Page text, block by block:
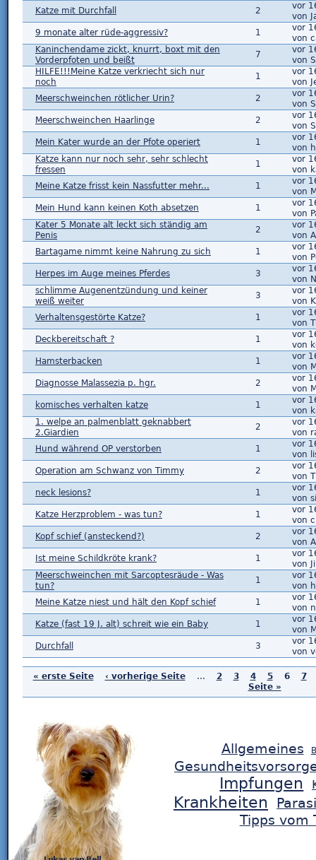
Katze mit Durchfall
2
vor
von
9 monate alter rüde-aggressiv?
1
vor
von
Kaninchendame zickt, knurrt, boxt mit den
Vorderpfoten und beißt
7
vor
von
HILFE!!!Meine Katze verkriecht sich nur
noch
1
vor
von
Meerschweinchen rötlicher Urin?
2
vor
von
Meerschweinchen Haarlinge
2
vor
von
Mein Kater wurde an der Pfote operiert
1
vor
von
Katze kann nur noch sehr, sehr schlecht
fressen
1
vor
von
Meine Katze frisst kein Nassfutter mehr...
1
vor
von
Mein Hund kann keinen Koth absetzen
1
vor
von
Kater 5 Monate alt leckt sich ständig am
Penis
2
vor
von
Bartagame nimmt keine Nahrung zu sich
1
vor
von
Herpes im Auge meines Pferdes
3
vor
von
schlimme Augenentzündung und keiner
weiß weiter
3
vor
von
Verhaltensgestörte Katze?
1
vor
von
Deckbereitschaft ?
1
vor
von
Hamsterbacken
1
vor
von
Diagnosse Malassezia p. hgr.
2
vor
von
komisches verhalten katze
1
vor
von
1. welpe an palmenblatt geknabbert
2.Giardien
2
vor
von
Hund während OP verstorben
1
vor
von
Operation am Schwanz von Timmy
2
vor
von
neck lesions?
1
vor
von
Katze Herzproblem - was tun?
1
vor
von
Kopf schief (ansteckend?)
2
vor
von
Ist meine Schildkröte krank?
1
vor
von
Meerschweinchen mit Sarcoptesräude - Was
tun?
1
vor
von
Meine Katze niest und hält den Kopf schief
1
vor
von
Katze (fast 19 J. alt) schreit wie ein Baby
1
vor
von
Durchfall
3
vor
von
« erste Seite ‹ vorherige Seite … 2 3 4 5 6
7
Seite »
Allgemeines
Impfungen
Krankheiten
Tipps vom